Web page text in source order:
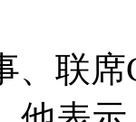
、联